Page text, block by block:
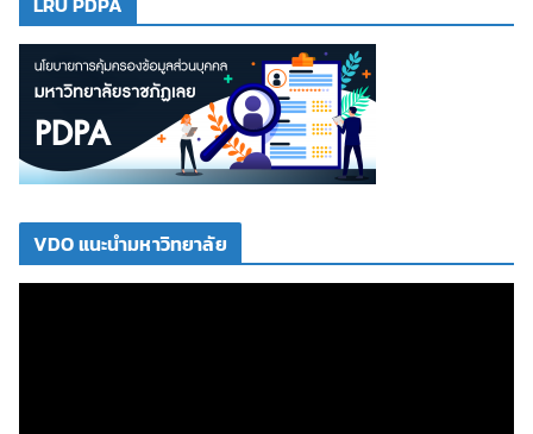
VDO แนะนำมหาวิทยาลัย